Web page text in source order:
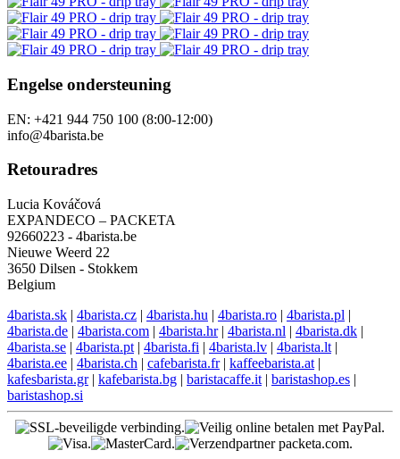
Engelse ondersteuning
EN: +421 944 750 100 (8:00-12:00)
info@4barista.be
Retouradres
Lucia Kováčová
EXPANDECO – PACKETA
92660223 - 4barista.be
Nieuwe Weerd 22
3650 Dilsen - Stokkem
Belgium
4barista.sk | 4barista.cz | 4barista.hu | 4barista.ro | 4barista.pl |
4barista.de | 4barista.com | 4barista.hr| 4barista.nl | 4barista.dk |
4barista.se | 4barista.pt | 4barista.fi | 4barista.lv | 4barista.lt |
4barista.ee | 4barista.ch | cafebarista.fr| kaffeebarista.at |
kafesbarista.gr| kafebarista.bg | baristacaffe.it | baristashop.es |
baristashop.si